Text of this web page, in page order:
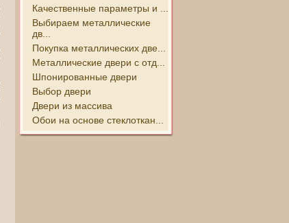
Качественные параметры и ...
Выбираем металлические
дв...
Покупка металлических две...
Металлические двери с отд...
Шпонированные двери
Выбор двери
Двери из массива
Обои на основе стеклоткан...